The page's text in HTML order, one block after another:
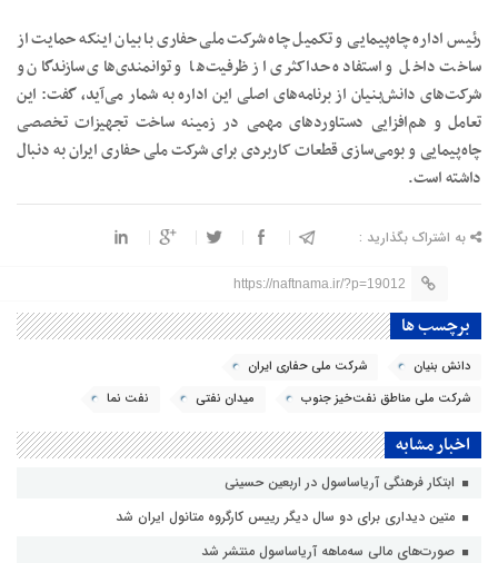
رئیس اداره چاه‌پیمایی و تکمیل چاه شرکت ملی حفاری با بیان اینکه حمایت از
ساخت داخل و استفاده حداکثری از ظرفیت‌ها و توانمندی‌های سازندگان و
شرکت‌های دانش‌بنیان از برنامه‌های اصلی این اداره به شمار می‌آید، گفت: این
تعامل و هم‌افزایی دستاوردهای مهمی در زمینه ساخت تجهیزات تخصصی
چاه‌پیمایی و بومی‌سازی قطعات کاربردی برای شرکت ملی حفاری ایران به دنبال
داشته است.
به اشتراک بگذارید :
https://naftnama.ir/?p=19012
برچسب ها
دانش بنیان
شرکت ملی حفاری ایران
شرکت ملی مناطق نفت‌خیز جنوب
میدان نفتی نفت نما
اخبار مشابه
ابتکار فرهنگی آریاساسول در اربعین حسینی
متین دیداری برای دو سال دیگر رییس کارگروه متانول ایران شد
صورت‌های مالی سه‌ماهه آریاساسول منتشر شد